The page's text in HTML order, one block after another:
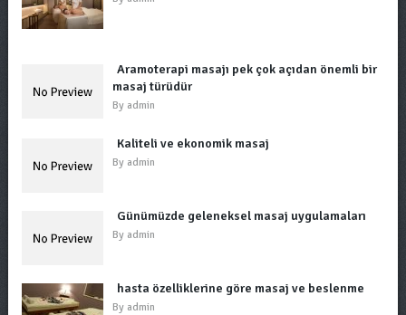
Aramoterapi masajı pek çok açıdan önemli bir
masaj türüdür
By admin
Kaliteli ve ekonomik masaj
By admin
Günümüzde geleneksel masaj uygulamaları
By admin
hasta özelliklerine göre masaj ve beslenme
By admin